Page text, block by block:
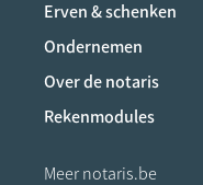
Erven & schenken
Ondernemen
Over de notaris
Rekenmodules
Meer notaris.be